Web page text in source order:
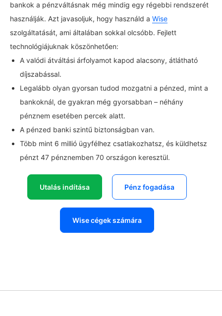
bankok a pénzváltásnak még mindig egy régebbi rendszerét
használják. Azt javasoljuk, hogy használd a Wise
szolgáltatását, ami általában sokkal olcsóbb. Fejlett
technológiájuknak köszönhetően:
A valódi átváltási árfolyamot kapod alacsony, átlátható
díjszabással.
Legalább olyan gyorsan tudod mozgatni a pénzed, mint a
bankoknál, de gyakran még gyorsabban – néhány
pénznem esetében percek alatt.
A pénzed banki szintű biztonságban van.
Több mint 6 millió ügyfélhez csatlakozhatsz, és küldhetsz
pénzt 47 pénznemben 70 országon keresztül.
Utalás indítása Pénz fogadása
Wise cégek számára